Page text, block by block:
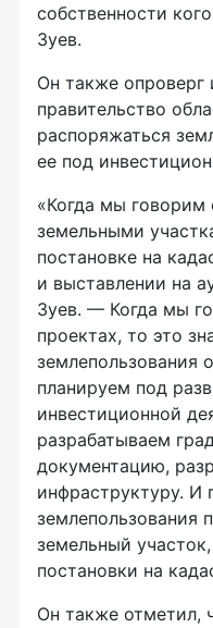
собственности
Зуев.
Он также
правительство
распоряжаться
ее под
«Когда мы
земельными
постановке на
и выставлении на
Зуев. — Когда мы
проектах, то это
землепользования
планируем под
инвестиционной
разрабатываем
документацию,
инфраструктуру. И
землепользования
земельный
постановки на
Он также отметил,